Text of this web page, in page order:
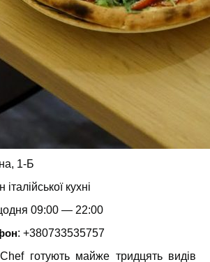
1-Б
італійської кухні
09:00 — 22:00
: +380733535757
готують майже тридцять видів